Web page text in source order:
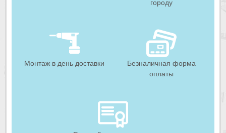
городу
Монтаж в день доставки
Безналичная форма
оплаты